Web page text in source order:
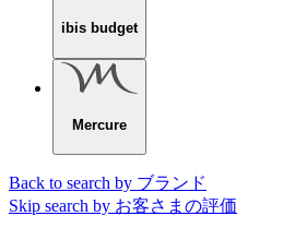
ibis budget
Mercure
Back to search by ブランド
Skip search by お客さまの評価